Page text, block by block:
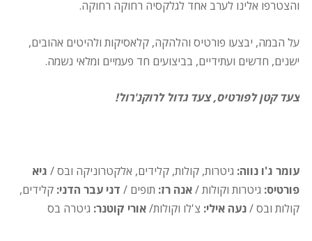
והצטרפו אלינו לערב אחד לגלקסיה רחוקה רחוקה.
על הבמה, יבצעו פורטיס והלהקה, קלאסיקות ולהיטים אהובים,
ישנים, חדשים ועתידיים, בביצועים חד פעמיים ומלאי נשמה.
צעד קטן לפורטיס, צעד גדול לרוקנ'רול!
עומר ג'ו נווה: גיטרות, קולות, קלידים, אלקטרוניקה ובס /גיא
פורטיס: גיטרות וקולות /אנה רז: תופים / דני עבר הדני: קלידים,
קולות ובס/נעה אילי: צ'לו וקולות/אורי קוטנר: גיטרה בס